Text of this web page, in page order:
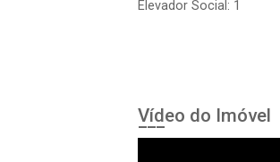
Elevador Social: 1
Vídeo do Imóvel